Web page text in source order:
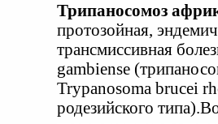
Трипаносомоз
протозойная,
трансмиссивная
gambiense
Trypanosoma brucei
родезийского